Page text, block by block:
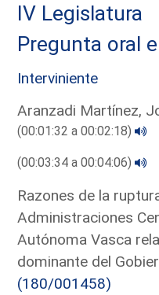
IV Legislatura
Pregunta oral
Interviniente
Aranzadi Martínez,
(00:01:32 a 00:02:18)
(00:03:34 a 00:04:06)
Razones de la
Administraciones
Autónoma Vasca
dominante del
(180/001458)